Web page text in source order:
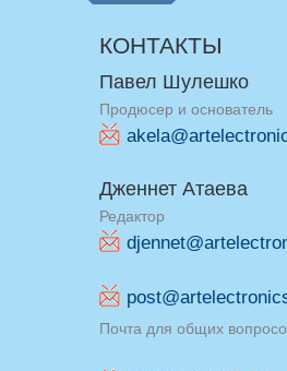
КОНТАКТЫ
Павел Шулешко
Продюсер и основатель
Дженнет Атаева
Редактор
Почта для общих